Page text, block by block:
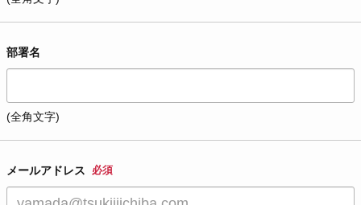
部署名
(全角文字)
メールアドレス 必須